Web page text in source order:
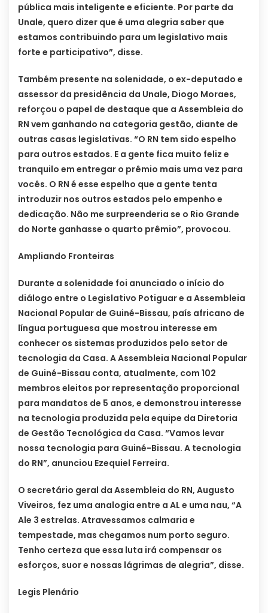
pública mais inteligente e eficiente. Por parte da
Unale, quero dizer que é uma alegria saber que
estamos contribuindo para um legislativo mais
forte e participativo”, disse.
Também presente na solenidade, o ex-deputado e
assessor da presidência da Unale, Diogo Moraes,
reforçou o papel de destaque que a Assembleia do
RN vem ganhando na categoria gestão, diante de
outras casas legislativas. “O RN tem sido espelho
para outros estados. E a gente fica muito feliz e
tranquilo em entregar o prêmio mais uma vez para
vocês. O RN é esse espelho que a gente tenta
introduzir nos outros estados pelo empenho e
dedicação. Não me surpreenderia se o Rio Grande
do Norte ganhasse o quarto prêmio”, provocou.
Ampliando Fronteiras
Durante a solenidade foi anunciado o início do
diálogo entre o Legislativo Potiguar e a Assembleia
Nacional Popular de Guiné-Bissau, país africano de
língua portuguesa que mostrou interesse em
conhecer os sistemas produzidos pelo setor de
tecnologia da Casa. A Assembleia Nacional Popular
de Guiné-Bissau conta, atualmente, com 102
membros eleitos por representação proporcional
para mandatos de 5 anos, e demonstrou interesse
na tecnologia produzida pela equipe da Diretoria
de Gestão Tecnológica da Casa. “Vamos levar
nossa tecnologia para Guiné-Bissau. A tecnologia
do RN”, anunciou Ezequiel Ferreira.
O secretário geral da Assembleia do RN, Augusto
Viveiros, fez uma analogia entre a AL e uma nau, “A
Ale 3 estrelas. Atravessamos calmaria e
tempestade, mas chegamos num porto seguro.
Tenho certeza que essa luta irá compensar os
esforços, suor e nossas lágrimas de alegria”, disse.
Legis Plenário